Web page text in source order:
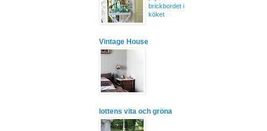
brickbordet i
köket
Vintage House
lottens vita och gröna